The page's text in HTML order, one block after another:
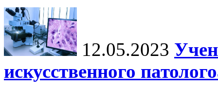
12.05.2023
искусственного